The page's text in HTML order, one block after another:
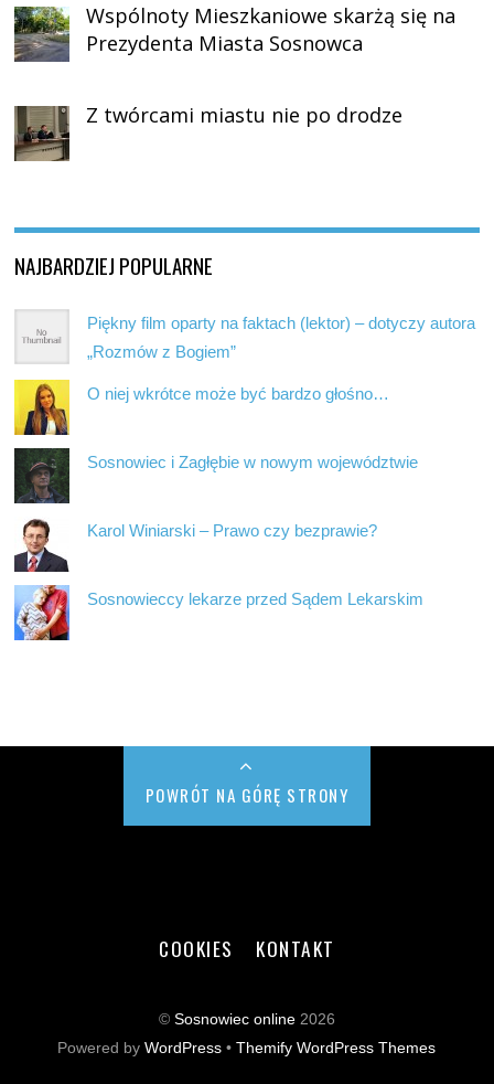
Wspólnoty Mieszkaniowe skarżą się na
Prezydenta Miasta Sosnowca
Z twórcami miastu nie po drodze
NAJBARDZIEJ POPULARNE
Piękny film oparty na faktach (lektor) – dotyczy autora
„Rozmów z Bogiem”
O niej wkrótce może być bardzo głośno…
Sosnowiec i Zagłębie w nowym województwie
Karol Winiarski – Prawo czy bezprawie?
Sosnowieccy lekarze przed Sądem Lekarskim
POWRÓT NA GÓRĘ STRONY
COOKIES KONTAKT
© Sosnowiec online2026
Powered byWordPress •Themify WordPress Themes